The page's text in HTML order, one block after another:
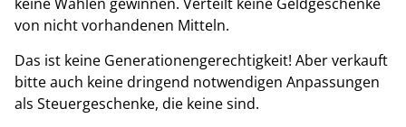
von nicht vorhandenen Mitteln.
Das ist keine Generationengerechtigkeit! Aber verkauft
bitte auch keine dringend notwendigen Anpassungen
als Steuergeschenke, die keine sind.